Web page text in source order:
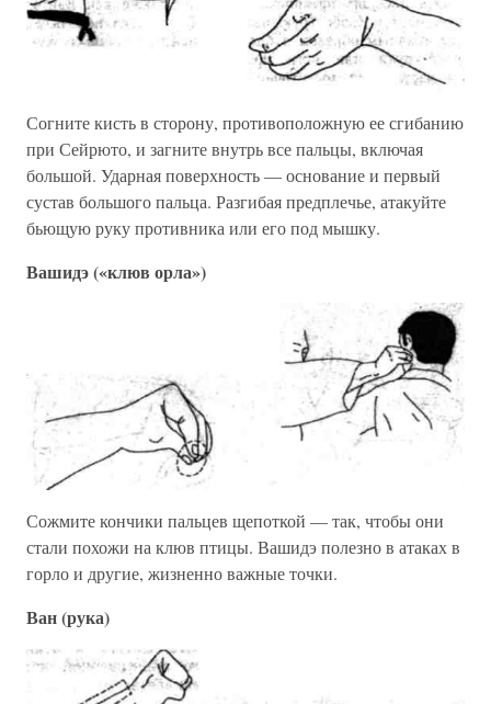
Согните кисть в сторону, противоположную ее сгибанию
при Сейрюто, и загните внутрь все пальцы, включая
большой. Ударная поверхность — основание и первый
сустав большого пальца. Разгибая предплечье, атакуйте
бьющую руку противника или его под мышку.
Вашидэ («клюв орла»)
Сожмите кончики пальцев щепоткой — так, чтобы они
стали похожи на клюв птицы. Вашидэ полезно в атаках в
горло и другие, жизненно важные точки.
Ван (рука)